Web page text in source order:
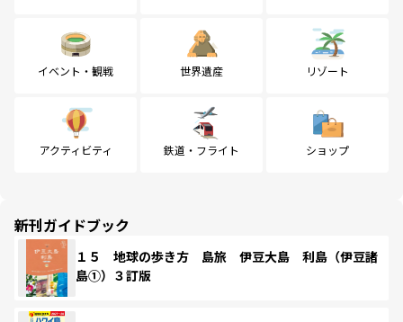
イベント・観戦 世界遺産 リゾート
アクティビティ 鉄道・フライト ショップ
新刊ガイドブック
１５ 地球の歩き方 島旅 伊豆大島 利島（伊豆諸
島①）３訂版